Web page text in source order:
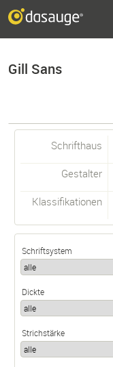
Gill Sans
Schrifthaus
Gestalter
Klassifikationen
Schriftsystem
Dickte
Strichstärke